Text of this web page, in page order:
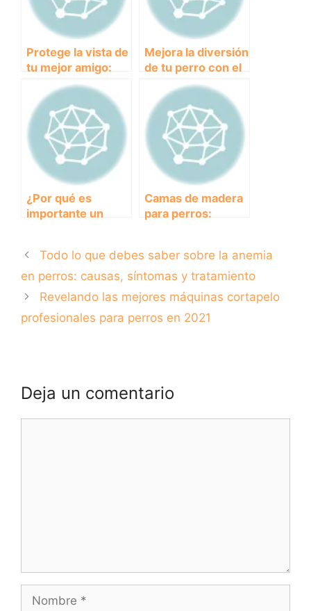
Protege la vista de
tu mejor amigo:
gafas de sol para
perros
Mejora la diversión
de tu perro con el
mejor lanzador de
pelotas del
mercado
¿Por qué es
importante un
coche?
Camas de madera
para perros:
hogar
Todo lo que debes saber sobre la anemia
en perros: causas, síntomas y tratamiento
Revelando las mejores máquinas cortapelo
profesionales para perros en 2021
Deja un comentario